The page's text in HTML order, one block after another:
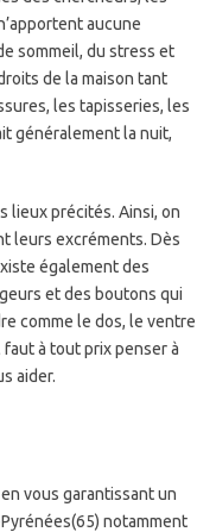
aucune
sommeil, du stress et
de la maison tant
les tapisseries, les
généralement la nuit,
lieux précités. Ainsi, on
leurs excréments. Dès
également des
et des boutons qui
comme le dos, le ventre
à tout prix penser à
aider.
vous garantissant un
notamment